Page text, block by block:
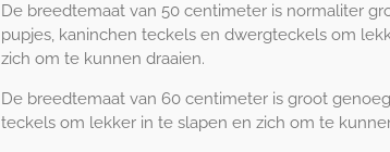
De breedtemaat van 50 centimeter is normaliter
pupjes, kaninchen teckels en dwergteckels om
zich om te kunnen draaien.
De breedtemaat van 60 centimeter is groot
teckels om lekker in te slapen en zich om te